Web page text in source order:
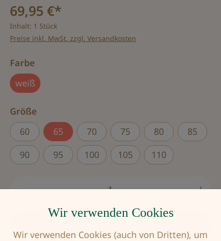
69,95 €*
Inhalt: 1 Stück
Preise inkl. MwSt. zzgl. Versandkosten
Farbe
weiß
Größe
60
65 70 75 80
85
90
95 100 105 110
Produkt Anzahl: Gib den gewünschten
Wir verwenden Cookies
Wir verwenden Cookies (auch von Dritten), um